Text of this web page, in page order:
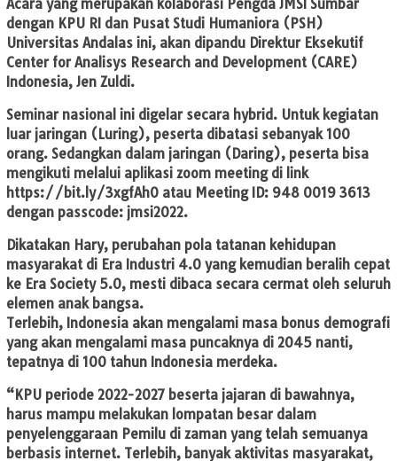
Acara yang merupakan kolaborasi Pengda JMSI Sumbar
dengan KPU RI dan Pusat Studi Humaniora (PSH)
Universitas Andalas ini, akan dipandu Direktur Eksekutif
Center for Analisys Research and Development (CARE)
Indonesia, Jen Zuldi.
Seminar nasional ini digelar secara hybrid. Untuk kegiatan
luar jaringan (Luring), peserta dibatasi sebanyak 100
orang. Sedangkan dalam jaringan (Daring), peserta bisa
mengikuti melalui aplikasi zoom meeting di link
https://bit.ly/3xgfAhO atau Meeting ID: 948 0019 3613
dengan passcode: jmsi2022.
Dikatakan Hary, perubahan pola tatanan kehidupan
masyarakat di Era Industri 4.0 yang kemudian beralih cepat
ke Era Society 5.0, mesti dibaca secara cermat oleh seluruh
elemen anak bangsa.
Terlebih, Indonesia akan mengalami masa bonus demografi
yang akan mengalami masa puncaknya di 2045 nanti,
tepatnya di 100 tahun Indonesia merdeka.
“KPU periode 2022-2027 beserta jajaran di bawahnya,
harus mampu melakukan lompatan besar dalam
penyelenggaraan Pemilu di zaman yang telah semuanya
berbasis internet. Terlebih, banyak aktivitas masyarakat,